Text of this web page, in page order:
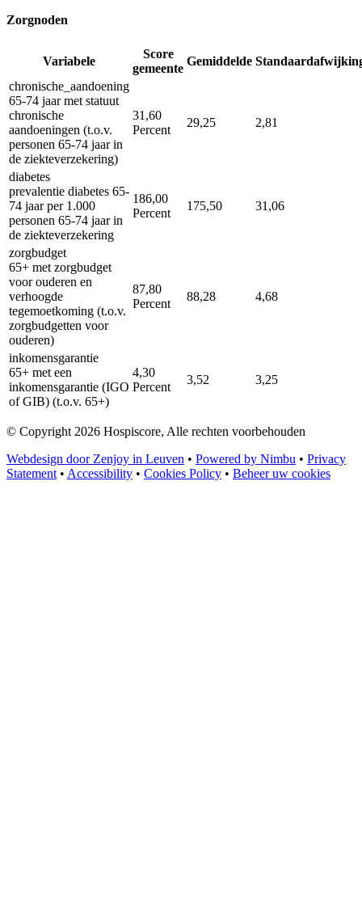
Zorgnoden
Variabele
Score
gemeente
Gemiddelde
chronische_aandoening
65-74 jaar met statuut
chronische
aandoeningen (t.o.v.
personen 65-74 jaar in
de ziekteverzekering)
31,60
Percent
29,25 2,81
diabetes
prevalentie diabetes 65-
74 jaar per 1.000
personen 65-74 jaar in
de ziekteverzekering
186,00
Percent
175,50 31,06
zorgbudget
65+ met zorgbudget
voor ouderen en
verhoogde
tegemoetkoming (t.o.v.
zorgbudgetten voor
ouderen)
87,80
Percent
88,28 4,68
inkomensgarantie
65+ met een
inkomensgarantie (IGO
of GIB) (t.o.v. 65+)
4,30
Percent
3,52 3,25
© Copyright 2026 Hospiscore, Alle rechten voorbehouden
Webdesign door Zenjoy in Leuven • Powered by Nimbu • Privacy
Statement • Accessibility • Cookies Policy • Beheer uw cookies